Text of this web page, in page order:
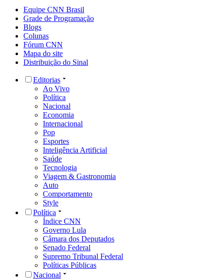
Equipe CNN Brasil
Grade de Programação
Blogs
Colunas
Fórum CNN
Mapa do site
Distribuição do Sinal
Editorias
Ao Vivo
Política
Nacional
Economia
Internacional
Pop
Esportes
Inteligência Artificial
Saúde
Tecnologia
Viagem & Gastronomia
Auto
Comportamento
Style
Política
Índice CNN
Governo Lula
Câmara dos Deputados
Senado Federal
Supremo Tribunal Federal
Políticas Públicas
Nacional